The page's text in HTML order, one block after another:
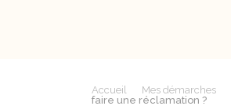
Accueil Mes démarches
faire une réclamation ?